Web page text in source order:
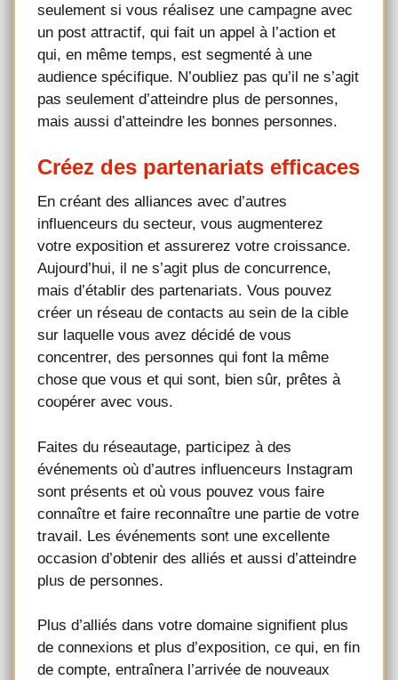
seulement si vous réalisez une campagne avec
un post attractif, qui fait un appel à l’action et
qui, en même temps, est segmenté à une
audience spécifique. N’oubliez pas qu’il ne s’agit
pas seulement d’atteindre plus de personnes,
mais aussi d’atteindre les bonnes personnes.
Créez des partenariats efficaces
En créant des alliances avec d’autres
influenceurs du secteur, vous augmenterez
votre exposition et assurerez votre croissance.
Aujourd’hui, il ne s’agit plus de concurrence,
mais d’établir des partenariats. Vous pouvez
créer un réseau de contacts au sein de la cible
sur laquelle vous avez décidé de vous
concentrer, des personnes qui font la même
chose que vous et qui sont, bien sûr, prêtes à
coopérer avec vous.
Faites du réseautage, participez à des
événements où d’autres influenceurs Instagram
sont présents et où vous pouvez vous faire
connaître et faire reconnaître une partie de votre
travail. Les événements sont une excellente
occasion d’obtenir des alliés et aussi d’atteindre
plus de personnes.
Plus d’alliés dans votre domaine signifient plus
de connexions et plus d’exposition, ce qui, en fin
de compte, entraînera l’arrivée de nouveaux